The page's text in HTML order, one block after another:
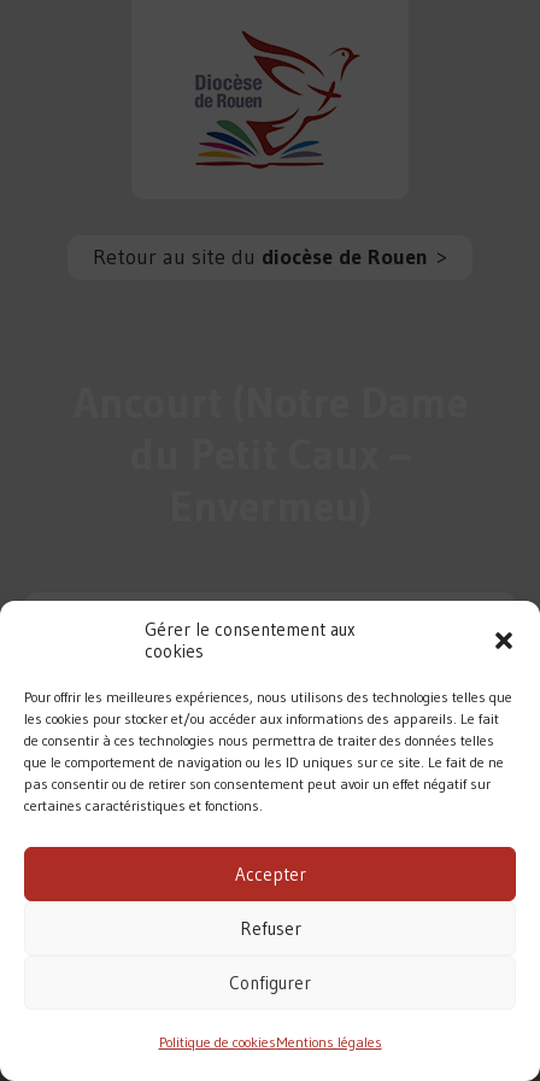
Gérer le consentement aux
cookies
Pour offrir les meilleures expériences, nous utilisons des technologies telles que
les cookies pour stocker et/ou accéder aux informations des appareils. Le fait
de consentir à ces technologies nous permettra de traiter des données telles
que le comportement de navigation ou les ID uniques sur ce site. Le fait de ne
pas consentir ou de retirer son consentement peut avoir un effet négatif sur
certaines caractéristiques et fonctions.
Accepter
Refuser
Configurer
Politique de cookiesMentions légales
Retour au site du diocèse de Rouen >
DIOCÈSE DE ROUEN
aucune subvention pour accomplir sa mission.
Le diocèse de Rouen vit principalement des dons des